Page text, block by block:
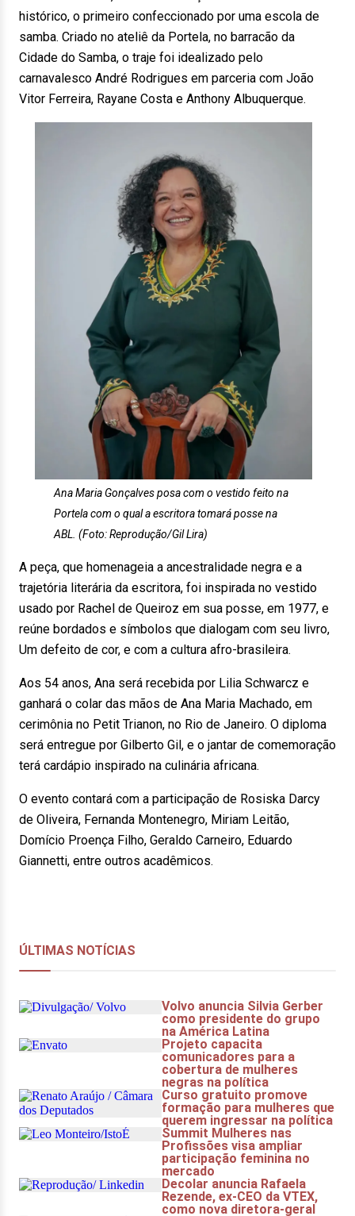
histórico, o primeiro confeccionado por uma escola de
samba. Criado no ateliê da Portela, no barracão da
Cidade do Samba, o traje foi idealizado pelo
carnavalesco André Rodrigues em parceria com João
Vitor Ferreira, Rayane Costa e Anthony Albuquerque.
Ana Maria Gonçalves posa com o vestido feito na
Portela com o qual a escritora tomará posse na
ABL. (Foto: Reprodução/Gil Lira)
A peça, que homenageia a ancestralidade negra e a
trajetória literária da escritora, foi inspirada no vestido
usado por Rachel de Queiroz em sua posse, em 1977, e
reúne bordados e símbolos que dialogam com seu livro,
Um defeito de cor, e com a cultura afro-brasileira.
Aos 54 anos, Ana será recebida por Lilia Schwarcz e
ganhará o colar das mãos de Ana Maria Machado, em
cerimônia no Petit Trianon, no Rio de Janeiro. O diploma
será entregue por Gilberto Gil, e o jantar de comemoração
terá cardápio inspirado na culinária africana.
O evento contará com a participação de Rosiska Darcy
de Oliveira, Fernanda Montenegro, Miriam Leitão,
Domício Proença Filho, Geraldo Carneiro, Eduardo
Giannetti, entre outros acadêmicos.